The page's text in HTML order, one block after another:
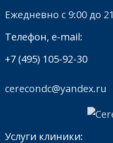
Ежедневно с 9:00 до
Телефон, e-mail:
+7 (495) 105-92-30
cerecondc@yandex.ru
Услуги клиники: